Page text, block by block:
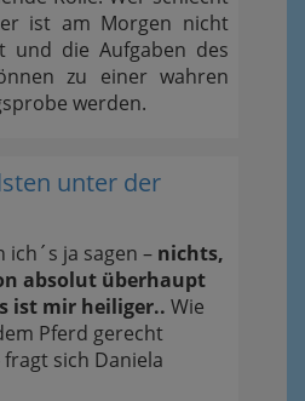
ist am Morgen nicht
und die Aufgaben des
zu einer wahren
werden.
unter der
ich´s ja sagen – nichts,
absolut überhaupt
ist mir heiliger.. Wie
Pferd gerecht
fragt sich Daniela